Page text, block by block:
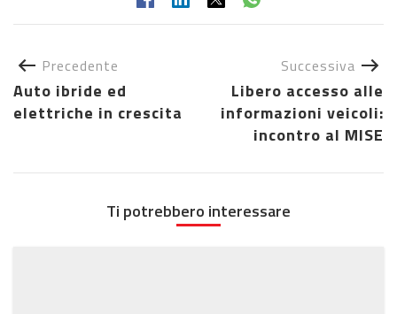
Precedente
Auto ibride ed
elettriche in crescita
Successiva
Libero accesso alle
informazioni veicoli:
incontro al MISE
Ti potrebbero interessare